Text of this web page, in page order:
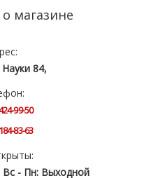
магазине
84,
99-50
83-63
Вс - Пн: Выходной